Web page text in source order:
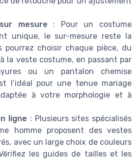
mesure : Pour un costume
unique, le sur-mesure reste la
pourrez choisir chaque pièce, du
la veste costume, en passant par
ou un pantalon chemise
l’idéal pour une tenue mariage
à votre morphologie et à
ligne : Plusieurs sites spécialisés
homme proposent des vestes
avec un large choix de couleurs
les guides de tailles et les